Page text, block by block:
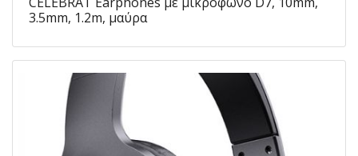
3.5mm, 1.2m, μαύρα